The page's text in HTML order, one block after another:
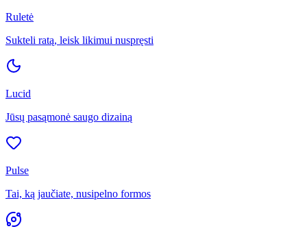
Ruletė
Sukteli ratą, leisk likimui nuspręsti
Lucid
Jūsų pasąmonė saugo dizainą
Pulse
Tai, ką jaučiate, nusipelno formos